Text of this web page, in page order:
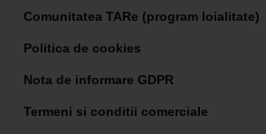
Comunitatea TARe (program loialitate)
Politica de cookies
Nota de informare GDPR
Termeni si conditii comerciale